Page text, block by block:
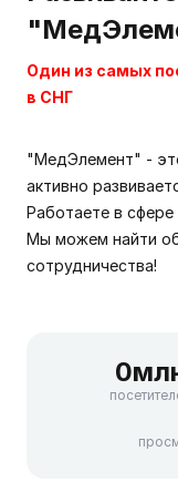
Один из самых
в СНГ
"МедЭлемент" -
активно
Работаете в
Мы можем найти
сотрудничества!
0